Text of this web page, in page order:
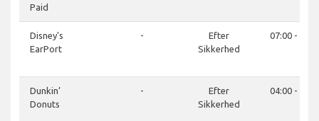
Paid
Disney's
EarPort
-
Efter
Sikkerhed
07:00 -
Dunkin’
Donuts
-
Efter
Sikkerhed
04:00 -